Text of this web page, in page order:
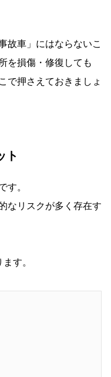
故車」にはならないこ
を損傷・修復しても
で押さえておきましょ
ト
す。
なリスクが多く存在す
す。